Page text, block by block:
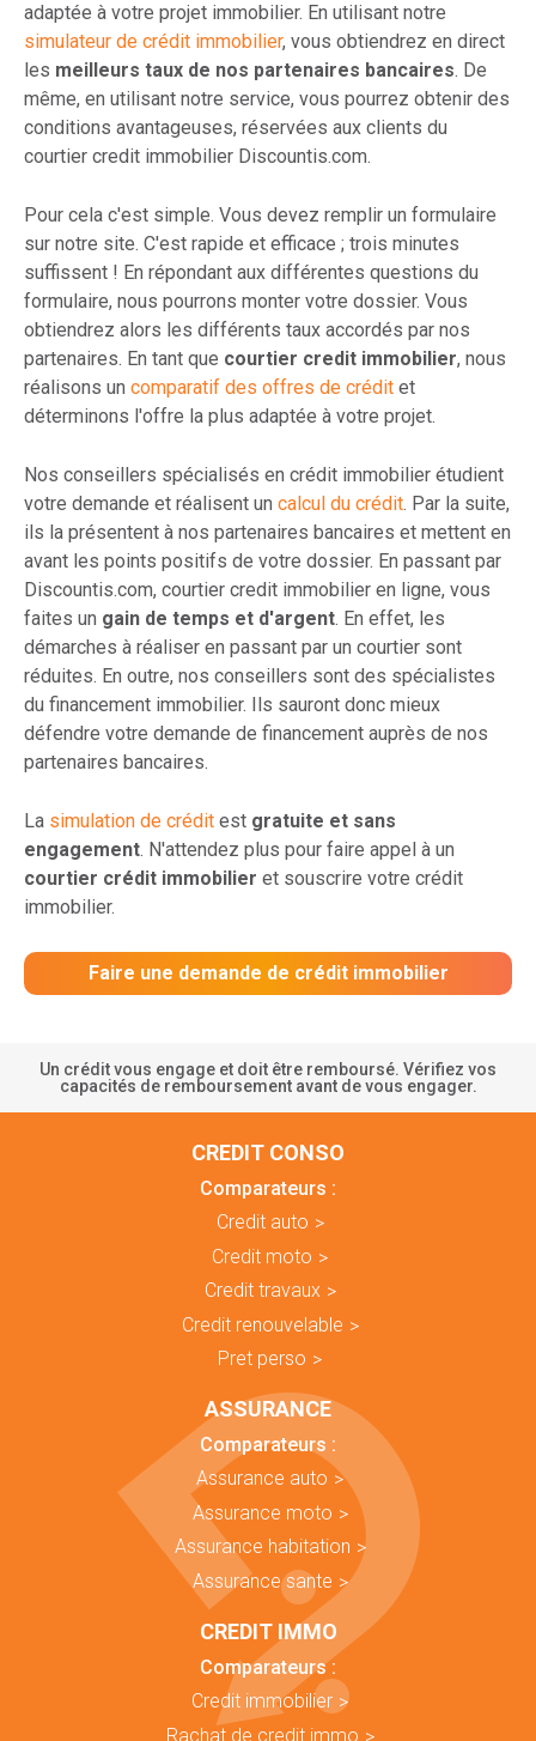
adaptée à votre projet immobilier. En utilisant notre
simulateur de crédit immobilier, vous obtiendrez en direct
les meilleurs taux de nos partenaires bancaires. De
même, en utilisant notre service, vous pourrez obtenir des
conditions avantageuses, réservées aux clients du
courtier credit immobilier Discountis.com.
Pour cela c'est simple. Vous devez remplir un formulaire
sur notre site. C'est rapide et efficace ; trois minutes
suffissent ! En répondant aux différentes questions du
formulaire, nous pourrons monter votre dossier. Vous
obtiendrez alors les différents taux accordés par nos
partenaires. En tant que courtier credit immobilier, nous
réalisons un comparatif des offres de crédit et
déterminons l'offre la plus adaptée à votre projet.
Nos conseillers spécialisés en crédit immobilier étudient
votre demande et réalisent un calcul du crédit. Par la suite,
ils la présentent à nos partenaires bancaires et mettent en
avant les points positifs de votre dossier. En passant par
Discountis.com, courtier credit immobilier en ligne, vous
faites un gain de temps et d'argent. En effet, les
démarches à réaliser en passant par un courtier sont
réduites. En outre, nos conseillers sont des spécialistes
du financement immobilier. Ils sauront donc mieux
défendre votre demande de financement auprès de nos
partenaires bancaires.
La simulation de crédit est gratuite et sans
engagement. N'attendez plus pour faire appel à un
courtier crédit immobilier et souscrire votre crédit
immobilier.
Faire une demande de crédit immobilier
Un crédit vous engage et doit être remboursé. Vérifiez vos
capacités de remboursement avant de vous engager.
CREDIT CONSO
Comparateurs :
Credit auto
Credit moto
Credit travaux
Credit renouvelable
Pret perso
ASSURANCE
Comparateurs :
Assurance auto
Assurance moto
Assurance habitation
Assurance sante
CREDIT IMMO
Comparateurs :
Credit immobilier
Rachat de credit immo